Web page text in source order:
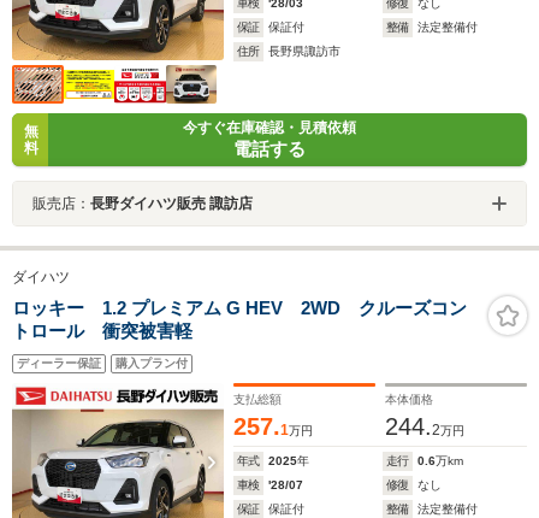
車検
'28/03 修復
なし
保証
保証付 整備
法定整備付
住所
長野県諏訪市
無
料
今すぐ在庫確認・見積依頼
電話する
販売店： 長野ダイハツ販売 諏訪店
ダイハツ
ロッキー 1.2 プレミアム G HEV 2WD クルーズコン
トロール 衝突被害軽
ディーラー保証 購入プラン付
支払総額
257.1万円
本体価格
244.2万円
年式 2025年 走行 0.6万km
車検
'28/07 修復
なし
保証
保証付 整備
法定整備付